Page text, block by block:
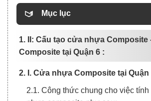
Mục lục
1. II: Cấu tạo cửa nhựa
Composite tại Quận 6 :
2. I. Cửa nhựa Composite tại Quận
2.1. Công thức chung cho việc